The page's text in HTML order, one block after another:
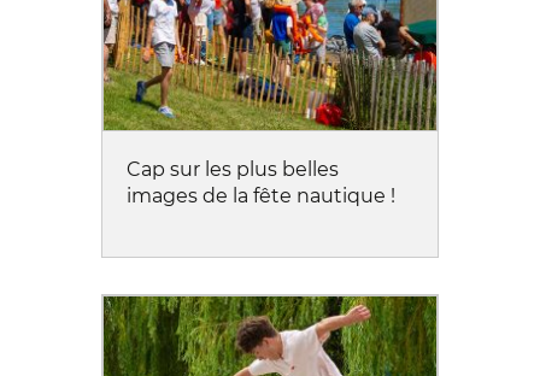
Cap sur les plus belles
images de la fête nautique !